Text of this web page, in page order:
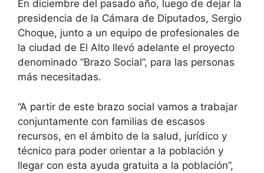
En diciembre del pasado año, luego de dejar la
presidencia de la Cámara de Diputados, Sergio
Choque, junto a un equipo de profesionales de
la ciudad de El Alto llevó adelante el proyecto
denominado “Brazo Social”, para las personas
más necesitadas.
“A partir de este brazo social vamos a trabajar
conjuntamente con familias de escasos
recursos, en el ámbito de la salud, jurídico y
técnico para poder orientar a la población y
llegar con esta ayuda gratuita a la población”,